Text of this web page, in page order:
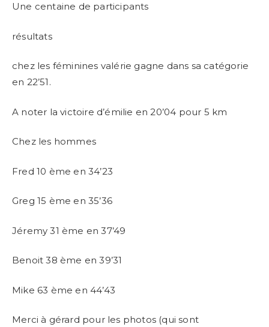
Une centaine de participants
résultats
chez les féminines valérie gagne dans sa catégorie
en 22’51.
A noter la victoire d’émilie en 20’04 pour 5 km
Chez les hommes
Fred 10 ème en 34’23
Greg 15 ème en 35’36
Jéremy 31 ème en 37’49
Benoit 38 ème en 39’31
Mike 63 ème en 44’43
Merci à gérard pour les photos (qui sont